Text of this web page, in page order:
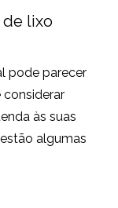
de lixo
pode parecer
às suas
algumas